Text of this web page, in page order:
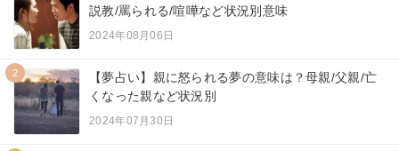
説教/罵られる/喧嘩など状況別意味
2024年08月06日
2
【夢占い】親に怒られる夢の意味は？母親/父親/亡
くなった親など状況別
2024年07月30日